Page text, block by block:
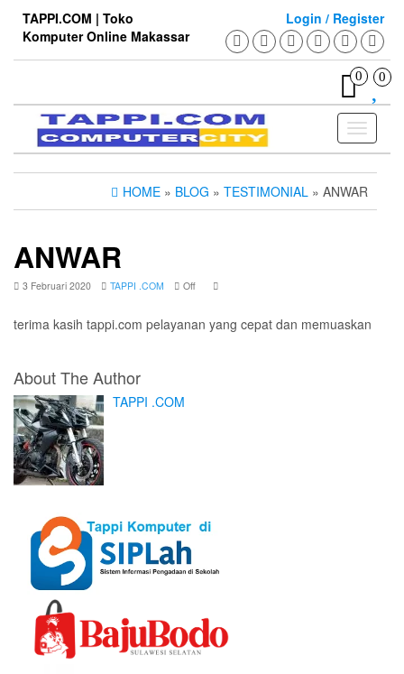
content
TAPPI.COM | Toko
Komputer Online Makassar
Login / Register
0 0
Toggle
HOME » BLOG » TESTIMONIAL » ANWAR
ANWAR
3 Februari 2020 TAPPI .COM Off
terima kasih tappi.com pelayanan yang cepat dan memuaskan
About The Author
TAPPI .COM